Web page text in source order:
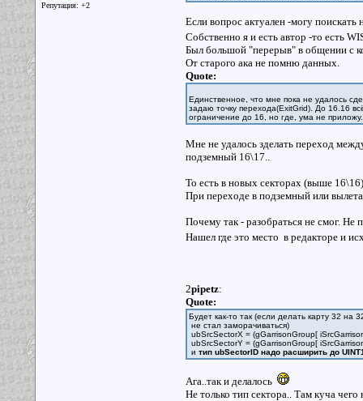
Репутация: +2
Если вопрос актуален -могу поискать
Собственно я и есть автор -то есть
Был большой "перерыв" в общении с
От старого ака не помню данных.
Quote:
Единственное, что мне пока не удалось
задаю точку перехода(ExitGrid). До 16.16
ограничение до 16, но где, ума не приложу.
Мне не удалось зделать переход
подземный 16\17..
То есть в новых секторах (выше
При переходе в подземный или
Почему так - разобраться не смог. Не
Нашел где это место в редакторе и
2pipetz:
Quote:
Будет как-то так (если делать карту 32
не стал заморачиваться)
ubSrcSectorX = (gGarrisonGroup[
ubSrcSectorY = (gGarrisonGroup[
и тип ubSectorID надо расширить до
Ага..так и делалось
Не только тип сектора.. Там куча